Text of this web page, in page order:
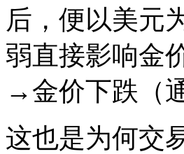
后，便以美元
弱直接影响金
→金价下跌（
这也是为何交